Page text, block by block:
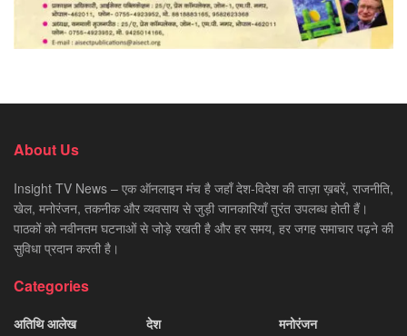
About Us
Insight TV News – एक ऑनलाइन मंच है जहाँ देश-विदेश की ताज़ा ख़बरें, राजनीति,
खेल, मनोरंजन, तकनीक और व्यवसाय से जुड़ी जानकारियाँ तुरंत उपलब्ध होती हैं।
पाठकों को नवीनतम घटनाओं से जोड़े रखती है और हर समय, हर जगह समाचार पढ़ने की
सुविधा प्रदान करती है।
Categories
अतिथि आलेख
देश
मनोरंजन